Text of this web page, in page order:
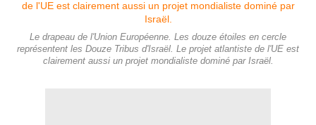
Le drapeau de l'Union Européenne. Les douze étoiles en cercle
représentent les Douze Tribus d'Israël. Le projet atlantiste de l'UE est
clairement aussi un projet mondialiste dominé par Israël.